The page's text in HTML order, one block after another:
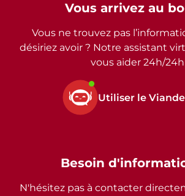
Vous arrivez au
Vous ne trouvez pas
désiriez avoir ? Notre assistant
vous aider 24h/24h
Utiliser le
Besoin
N'hésitez pas à contacter